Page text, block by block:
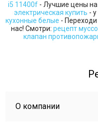
i5 11400f- Лучшие цены на
электрическая купить -
кухонные белые -
нас! Смотри: рецепт
клапан
О компании